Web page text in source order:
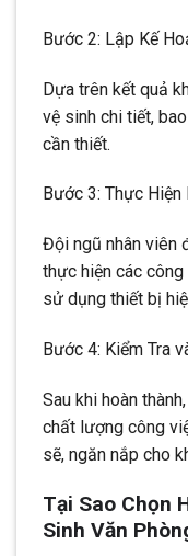
Bước 2: Lập Kế
Dựa trên kết quả
vệ sinh chi tiết,
cần thiết.
Bước 3: Thực Hiện
Đội ngũ nhân viên
thực hiện các
sử dụng thiết bị
Bước 4: Kiểm Tra
Sau khi hoàn
chất lượng công
sẽ, ngăn nắp cho
Tại Sao Chọn
Sinh Văn